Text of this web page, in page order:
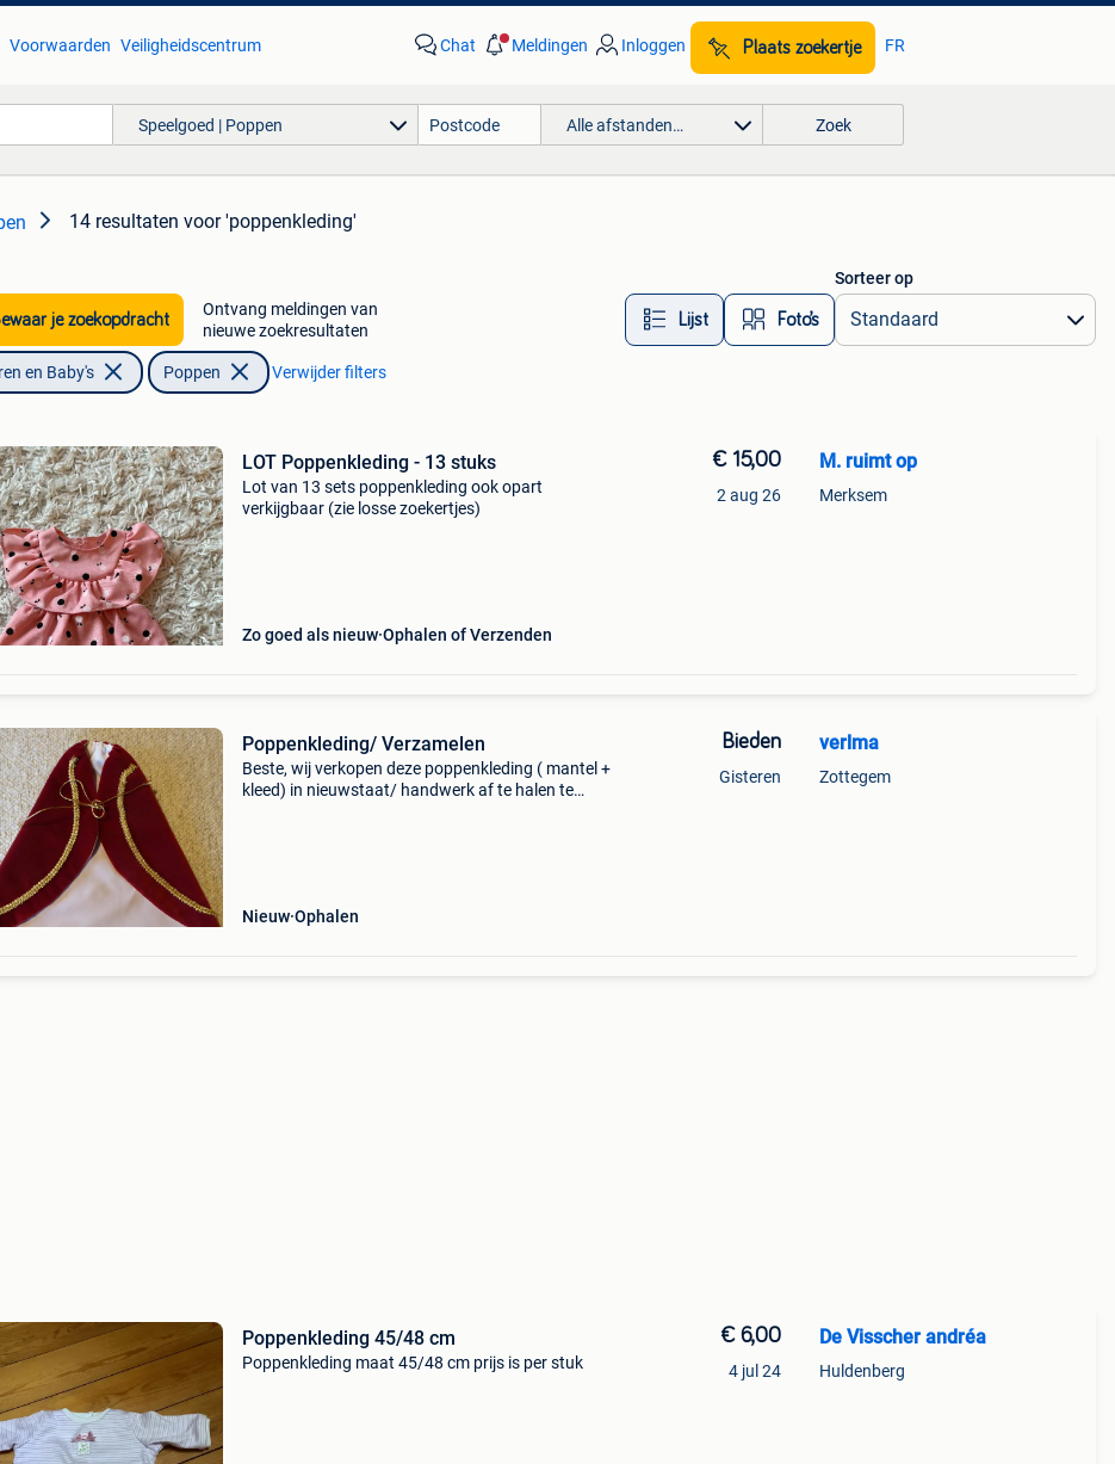
Voorwaarden Veiligheidscentrum Chat Meldingen Inloggen Plaats zoekertje FR
Speelgoed | Poppen Alle afstanden… Zoek
14 resultaten voor 'poppenkleding'
je zoekopdracht
Ontvang meldingen van
nieuwe zoekresultaten
Lijst Foto’s
Sorteer op
en Baby's Poppen Verwijder filters
LOT Poppenkleding - 13 stuks
Lot van 13 sets poppenkleding ook opart
verkijgbaar (zie losse zoekertjes)
Zo goed als nieuw Ophalen of Verzenden
€ 15,00
2 aug 26
M. ruimt op
Merksem
Poppenkleding/ Verzamelen
Beste, wij verkopen deze poppenkleding ( mantel +
kleed) in nieuwstaat/ handwerk af te halen te
Nieuw Ophalen
Bieden
Gisteren
verlma
Zottegem
Poppenkleding 45/48 cm
Poppenkleding maat 45/48 cm prijs is per stuk
€ 6,00
4 jul 24
De Visscher andréa
Huldenberg